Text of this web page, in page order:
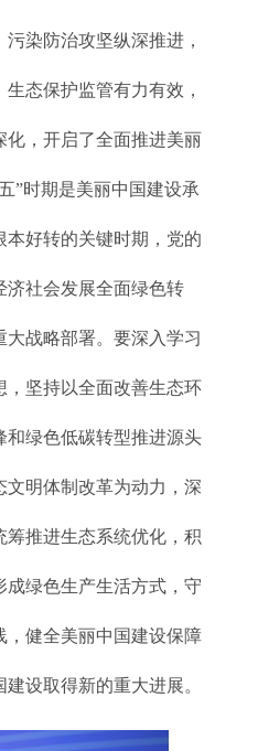
染防治攻坚纵深推进，
态保护监管有力有效，
化，开启了全面推进美丽
”时期是美丽中国建设承
本好转的关键时期，党的
济社会发展全面绿色转
战略部署。要深入学习
，坚持以全面改善生态环
和绿色低碳转型推进源头
明体制改革为动力，深
筹推进生态系统优化，积
绿色生产生活方式，守
，健全美丽中国建设保障
设取得新的重大进展。